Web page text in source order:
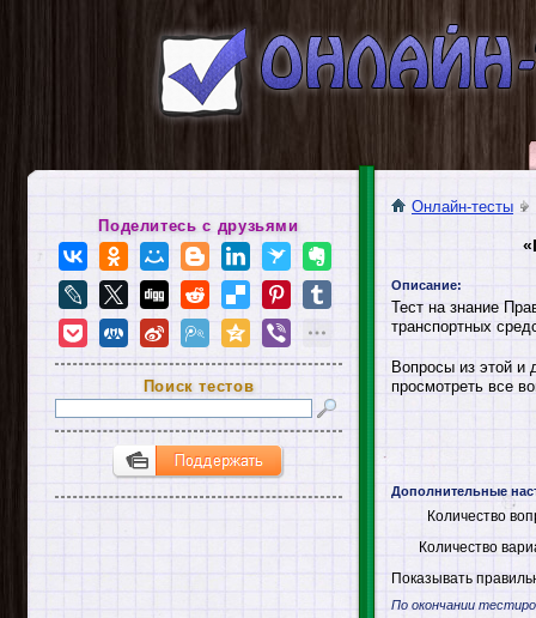
Онлайн-тесты
Описание:
Тест на знание
транспортных
Вопросы из этой и
просмотреть все
Дополнительные
Количество
Количество
Показывать
По окончании
Поделитесь с друзьями
Поиск тестов